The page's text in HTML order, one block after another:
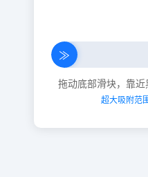
≫
拖动底部滑块，靠
超大吸附范